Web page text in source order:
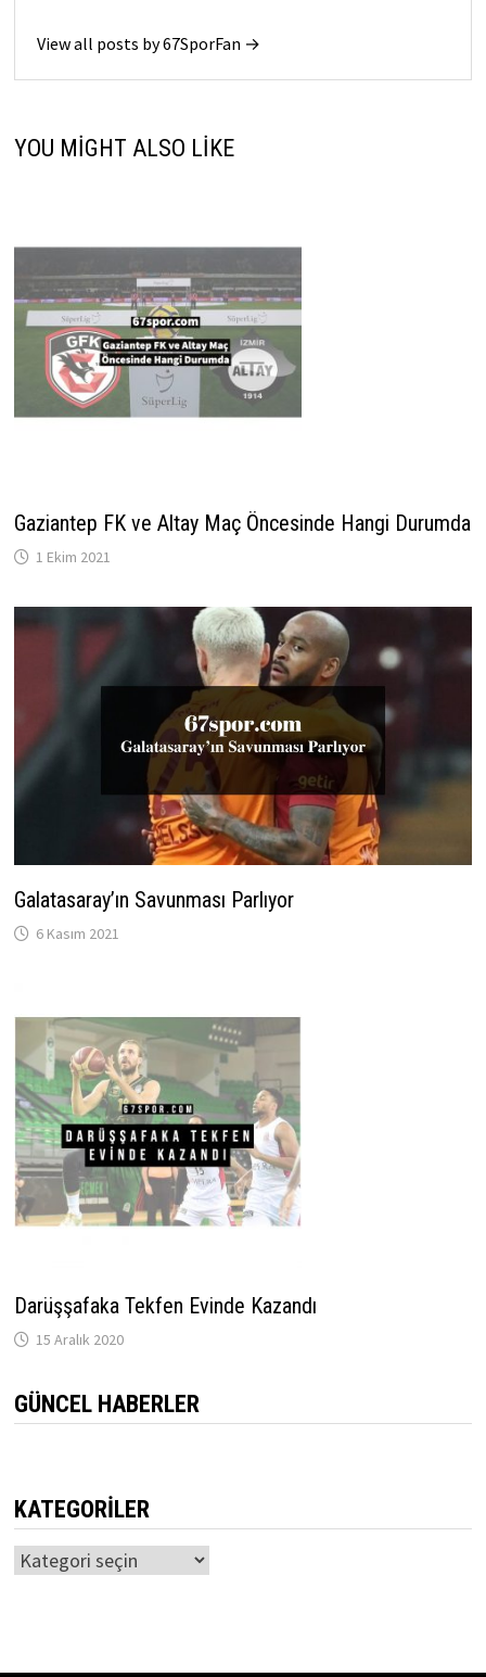
View all posts by 67SporFan →
YOU MIGHT ALSO LIKE
Gaziantep FK ve Altay Maç Öncesinde Hangi Durumda
1 Ekim 2021
Galatasaray’ın Savunması Parlıyor
6 Kasım 2021
Darüşşafaka Tekfen Evinde Kazandı
15 Aralık 2020
GÜNCEL HABERLER
KATEGORILER
Kategoriler